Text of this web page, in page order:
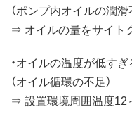
（ポンプ内オイルの潤滑
⇒ オイルの量をサイト
・オイルの温度が低す
（オイル循環の不足）
⇒ 設置環境周囲温度12